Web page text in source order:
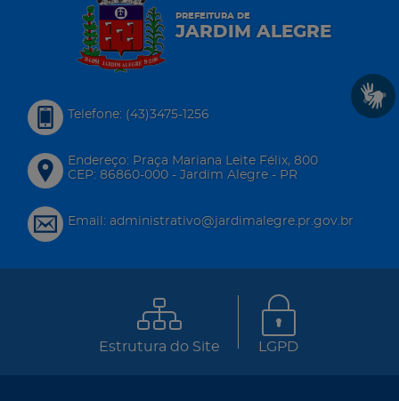
PREFEITURA DE
JARDIM ALEGRE
Telefone: (43)3475-1256
Endereço: Praça Mariana Leite Félix, 800
CEP: 86860-000 - Jardim Alegre - PR
Email: administrativo@jardimalegre.pr.gov.br
Estrutura do Site LGPD